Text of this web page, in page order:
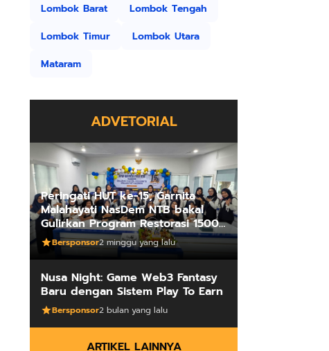
Lombok Barat
Lombok Tengah
Lombok Timur
Lombok Utara
Mataram
ADVETORIAL
Peringati HUT ke-15, Garnita
Malahayati NasDem NTB bakal
Gulirkan Program Restorasi 1500
Kakus Sekolah
Bersponsor2 minggu yang lalu
Nusa Night: Game Web3 Fantasy
Baru dengan Sistem Play To Earn
Bersponsor2 bulan yang lalu
ARTIKEL LAINNYA